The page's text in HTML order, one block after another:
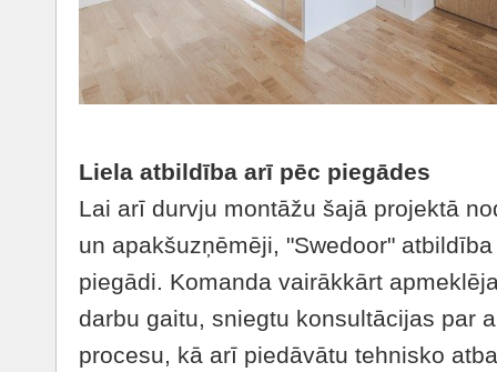
Liela atbildība arī pēc piegādes
Lai arī durvju montāžu šajā projektā
un apakšuzņēmēji, "Swedoor"
piegādi. Komanda vairākkārt
darbu gaitu, sniegtu konsultācijas par
procesu, kā arī piedāvātu tehnisko